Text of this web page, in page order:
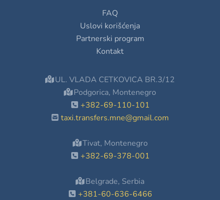
FAQ
Uslovi korišćenja
Partnerski program
Kontakt
UL. VLADA CETKOVICA BR.3/12
Podgorica, Montenegro
+382-69-110-101
taxi.transfers.mne@gmail.com
Tivat, Montenegro
+382-69-378-001
Belgrade, Serbia
+381-60-636-6466